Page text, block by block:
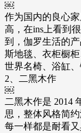
￼
作为国内的良心
高，在ins上看到
到，伽罗生活的
斯地毯、衣柜橱
世界名椅、浴缸
2、二黑木作
￼
二黑木作是 2014
思，整体风格简
每一样都是耐看